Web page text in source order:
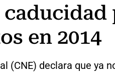
en 2014
(CNE) declara que